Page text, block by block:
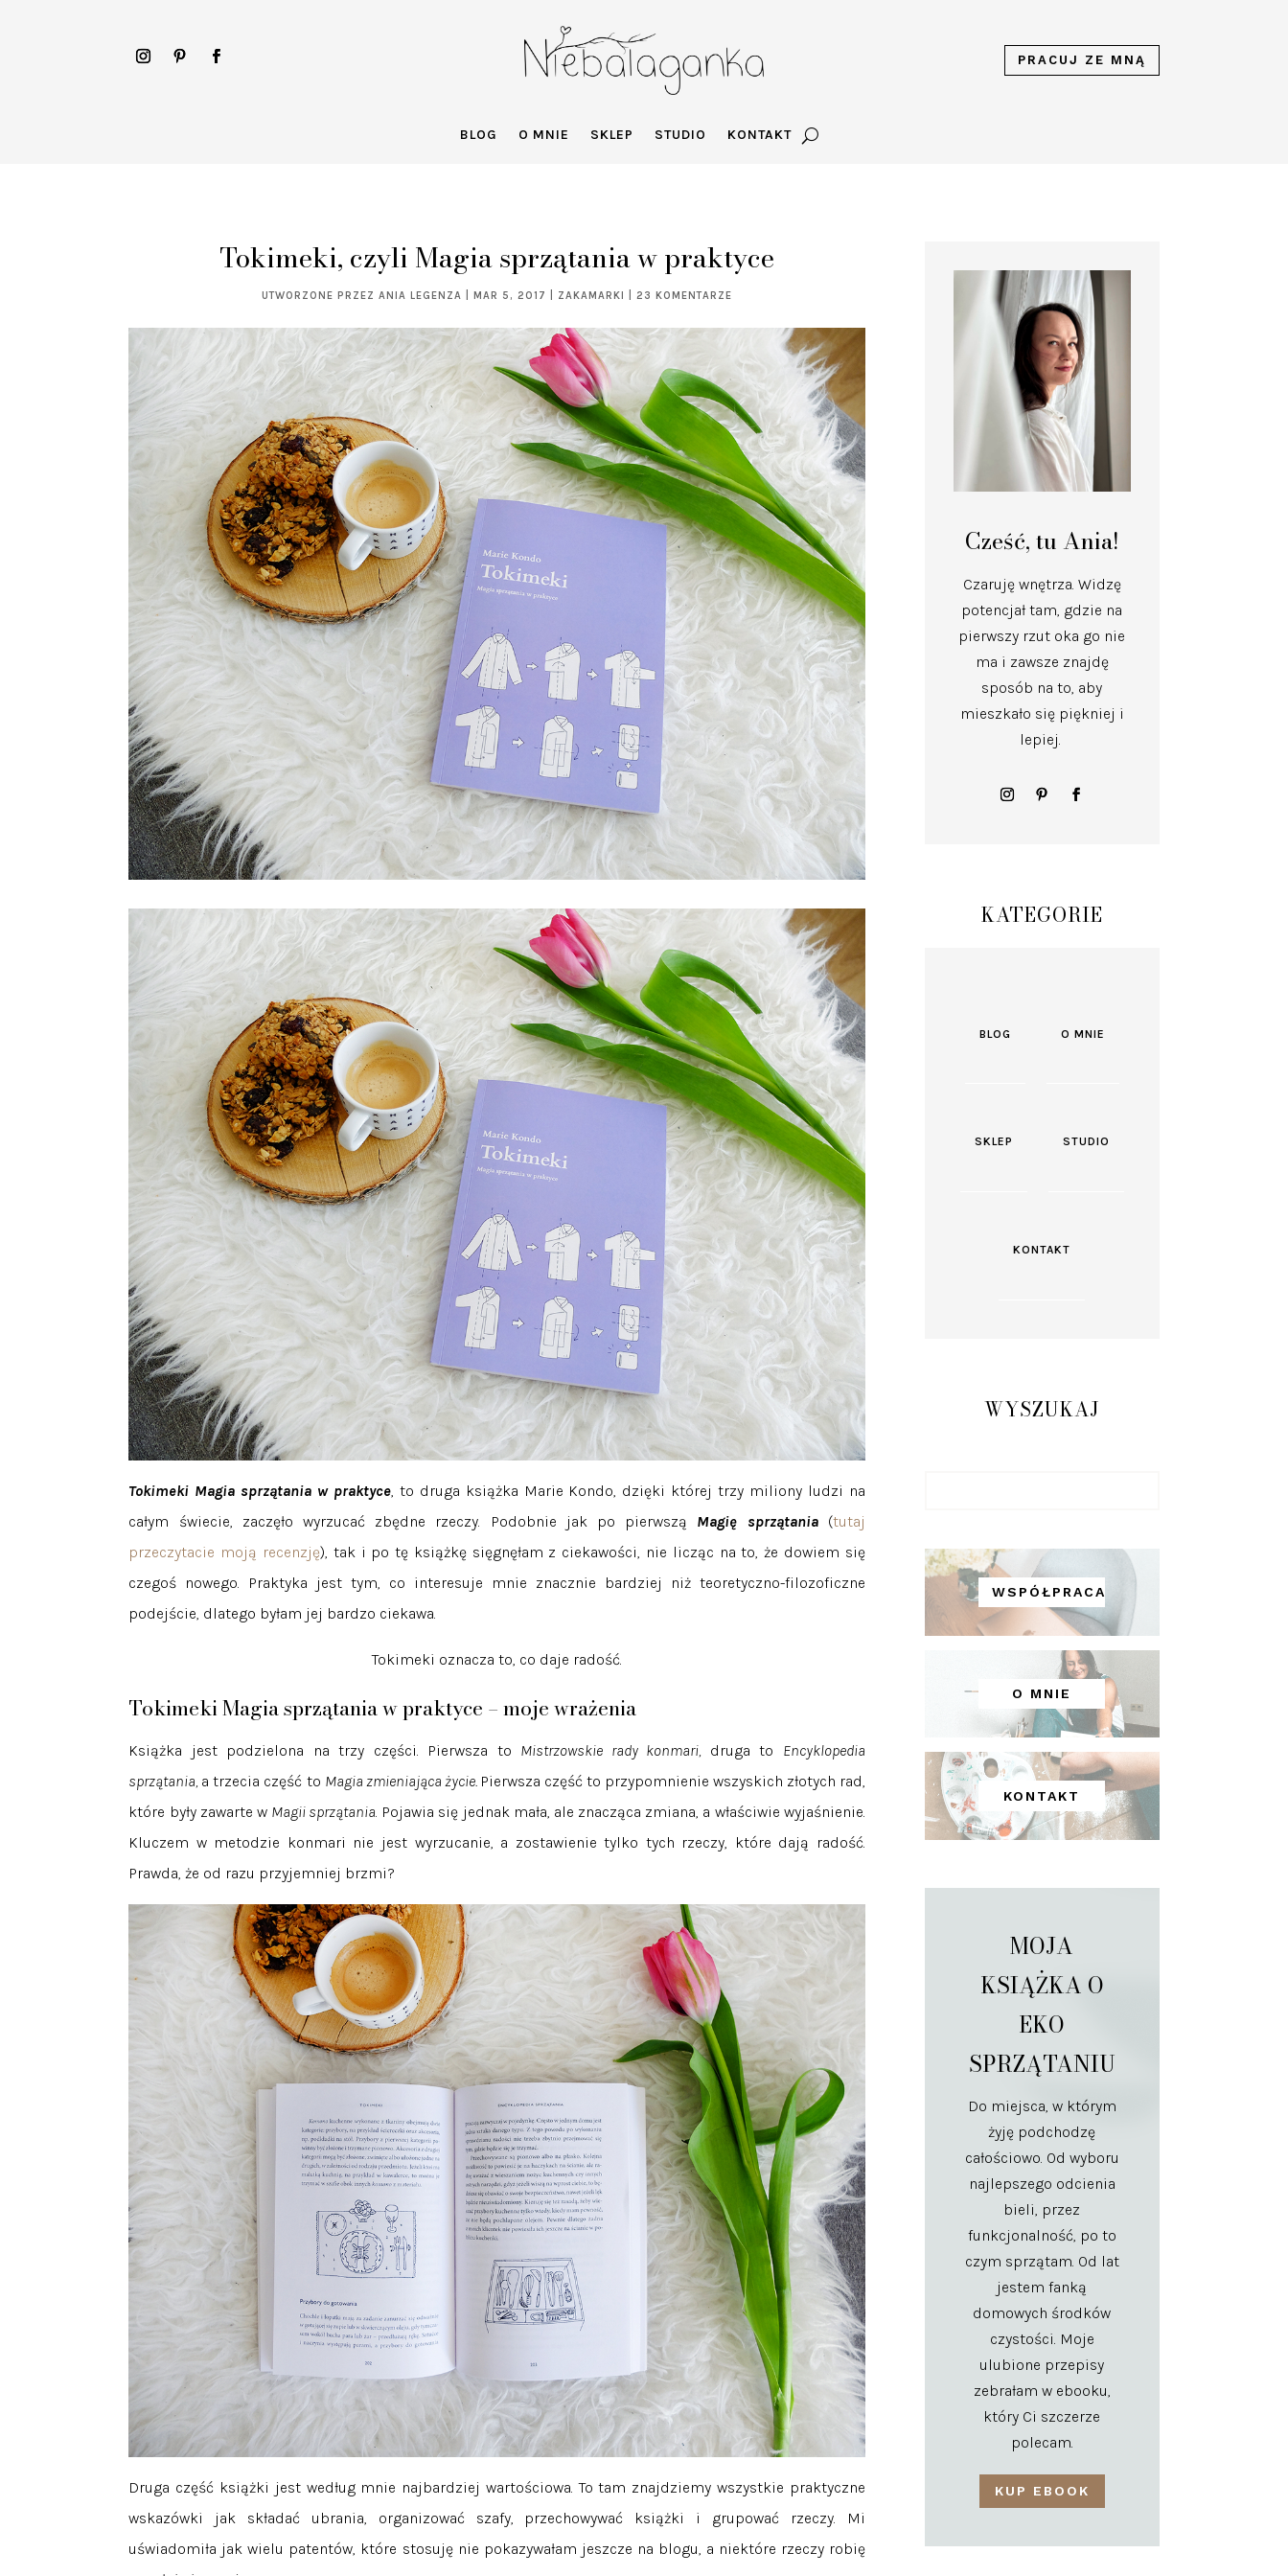
PRACUJ ZE MNĄ
BLOG O MNIE SKLEP STUDIO KONTAKT
Tokimeki, czyli Magia sprzątania w praktyce
UTWORZONE PRZEZANIA LEGENZA |MAR 5, 2017 ZAKAMARKI |23 KOMENTARZE
Tokimeki Magia sprzątania w praktyce, to druga książka Marie Kondo, dzięki której trzy miliony ludzi na
całym świecie, zaczęło wyrzucać zbędne rzeczy. Podobnie jak po pierwszą Magię sprzątania(tutaj
przeczytacie moją recenzję), tak i po tę książkę sięgnęłam z ciekawości, nie licząc na to, że dowiem się
czegoś nowego. Praktyka jest tym, co interesuje mnie znacznie bardziej niż teoretyczno-filozoficzne
podejście, dlatego byłam jej bardzo ciekawa.
Tokimeki oznacza to, co daje radość.
Tokimeki Magia sprzątania w praktyce – moje wrażenia
Książka jest podzielona na trzy części. Pierwsza to Mistrzowskie rady konmari, druga to Encyklopedia
sprzątania, a trzecia część to Magia zmieniająca życie. Pierwsza część to przypomnienie wszyskich złotych rad,
które były zawarte w Magii sprzątania. Pojawia się jednak mała, ale znacząca zmiana, a właściwie wyjaśnienie.
Kluczem w metodzie konmari nie jest wyrzucanie, a zostawienie tylko tych rzeczy, które dają radość.
Prawda, że od razu przyjemniej brzmi?
Druga część książki jest według mnie najbardziej wartościowa. To tam znajdziemy wszystkie praktyczne
wskazówki jak składać ubrania, organizować szafy, przechowywać książki i grupować rzeczy. Mi
uświadomiła jak wielu patentów, które stosuję nie pokazywałam jeszcze na blogu, a niektóre rzeczy robię
Cześć, tu Ania!
Czaruję wnętrza. Widzę
potencjał tam, gdzie na
pierwszy rzut oka go nie
ma i zawsze znajdę
sposób na to, aby
mieszkało się piękniej i
lepiej.
KATEGORIE
BLOG O MNIE
SKLEP STUDIO
KONTAKT
WYSZUKAJ
WSPÓŁPRACA
O MNIE
KONTAKT
MOJA
KSIĄŻKA O
EKO
SPRZĄTANIU
Do miejsca, w którym
żyję podchodzę
całościowo. Od wyboru
najlepszego odcienia
bieli, przez
funkcjonalność, po to
czym sprzątam. Od lat
jestem fanką
domowych środków
czystości. Moje
ulubione przepisy
zebrałam w ebooku,
który Ci szczerze
polecam.
KUP EBOOK